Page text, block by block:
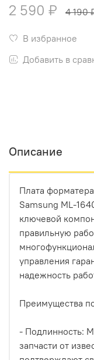
2 590 ₽ 4 190
В избранное
Добавить в
Описание
Плата
Samsung ML-
ключевой
правильную
управления
надежность
Преимущества
- Подлинность:
запчасти от